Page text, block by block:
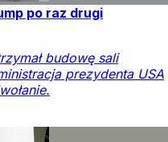
po raz drugi
budowę sali
prezydenta USA